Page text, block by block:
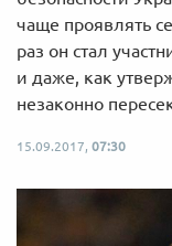
чаще проявлять
раз он стал
и даже, как
незаконно
15.09.2017, 07:30